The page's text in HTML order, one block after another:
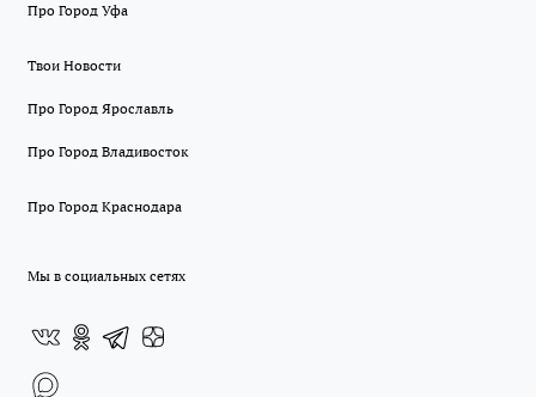
Про Город Уфа
Твои Новости
Про Город Ярославль
Про Город Владивосток
Про Город Краснодара
Мы в социальных сетях